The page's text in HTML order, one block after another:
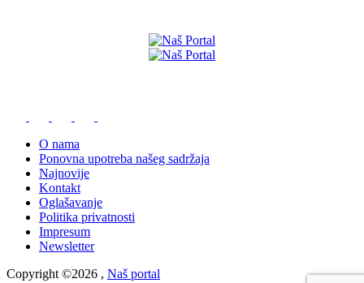
O nama
Ponovna upotreba našeg sadržaja
Najnovije
Kontakt
Oglašavanje
Politika privatnosti
Impresum
Newsletter
Copyright ©2026 , Naš portal